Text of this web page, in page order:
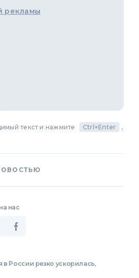
рекламы
текст и нажмите Ctrl+Enter
,
нас
России резко ускорилась,